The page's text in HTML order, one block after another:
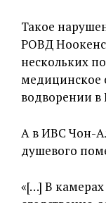
Такое
РОВД
нескольких
медицинское
водворении в
А в ИВС Чон-
душевого
«[…] В камерах